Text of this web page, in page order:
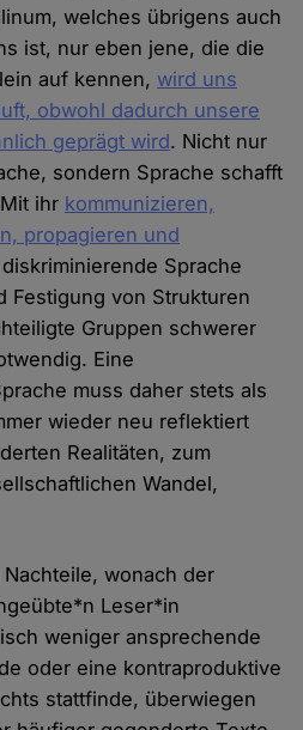
welches übrigens auch
ist, nur eben jene, die die
auf kennen, wird uns
obwohl dadurch unsere
geprägt wird. Nicht nur
sondern Sprache schafft
ihr kommunizieren,
propagieren und
Sprache
Festigung von Strukturen
Gruppen schwerer
Eine
muss daher stets als
wieder neu reflektiert
Realitäten, zum
Wandel,
wonach der
Leser*in
weniger ansprechende
oder eine kontraproduktive
stattfinde, überwiegen